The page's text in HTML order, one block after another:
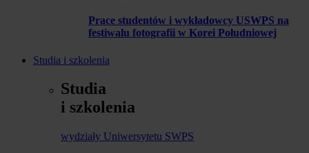
Prace studentów i wykładowcy USWPS na
festiwalu fotografii w Korei Południowej
Studia i szkolenia
Studia
i szkolenia
wydziały Uniwersytetu SWPS